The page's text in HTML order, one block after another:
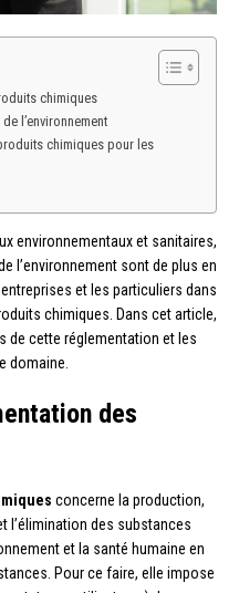
chimiques
l’environnement
chimiques pour les
environnementaux et sanitaires,
l’environnement sont de plus en
et les particuliers dans
chimiques. Dans cet article,
de cette réglementation et les
domaine.
des
concerne la production,
l’élimination des substances
et la santé humaine en
Pour ce faire, elle impose